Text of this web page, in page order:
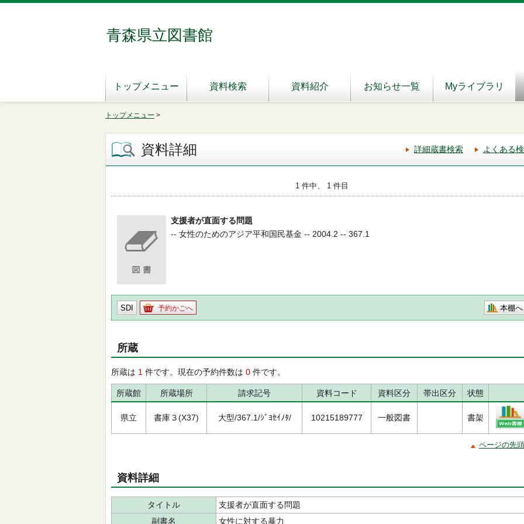
青森県立図書館
トップメニュー 資料検索 資料紹介 お知らせ一覧 Myライブラリ
トップメニュー >
資料詳細 詳細蔵書検索 よくある
1 件中、 1 件目
支援者が直面する問題
-- 女性のためのアジア平和国民基金 -- 2004.2 -- 367.1
SDI 予約かごへ 本棚へ
所蔵
所蔵は 1 件です。現在の予約件数は 0 件です。
所蔵館 所蔵場所 請求記号 資料コード 資料区分 帯出区分 状態
県立 書庫３(X37) 大型/367.1/ｼﾞﾖｾｲﾉﾀ/ 10215189777 一般図書 書架
ページの先
資料詳細
タイトル
支援者が直面する問題
副書名
女性に対する暴力